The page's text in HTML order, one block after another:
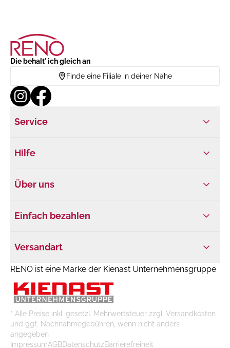
Die behalt' ich gleich an
Finde eine Filiale in deiner Nähe
Service
Hilfe
Über uns
Einfach bezahlen
Versandart
RENO ist eine Marke der Kienast Unternehmensgruppe
* Alle Preise inkl. gesetzl. Mehrwertsteuer zzgl. Versandkosten
und ggf. Nachnahmegebühren, wenn nicht anders
angegeben
ImpressumAGBDatenschutzBarrierefreiheit